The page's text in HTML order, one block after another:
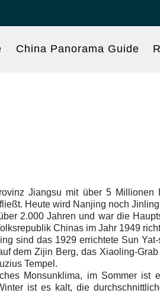
China Panorama Guide
Jiangsu mit über 5
Heute wird Nanjing noch
2.000 Jahren und war die
Chinas im Jahr 1949
sind das 1929 errichtete Sun
dem Zijin Berg, das Xiaoling-
Tempel.
Monsunklima, im Sommer ist
ist es kalt, die